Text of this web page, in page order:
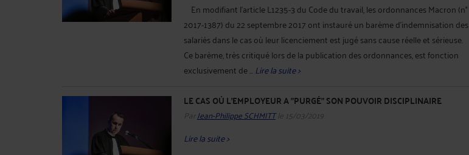
En modifiant l’article L1235-3 du Code du travail, les ordonnances Macron (n°
2017-1387) du 22 septembre 2017 ont instauré un barème d’indemnisation des
salariés dans le cas où leur licenciement est jugé sans cause réelle et sérieuse.
Ce barème, très critiqué lors de la publication des ordonnances, est fonction
exclusivement de ...Lire la suite >
LE CAS OÙ L'EMPLOYEUR A "PURGÉ" SON POUVOIR DISCIPLINAIRE
Par Jean-Philippe SCHMITTle 15/03/2019
Lire la suite >